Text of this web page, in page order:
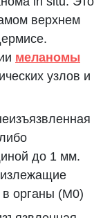
верхнем
меланомы
узлов и
до 1 мм.
органы (M0)